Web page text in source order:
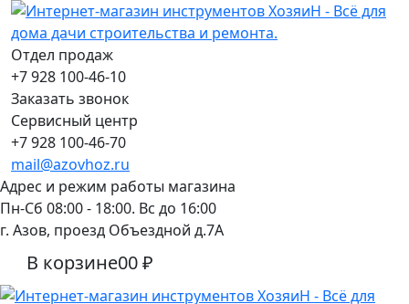
Отдел продаж
+7 928 100-46-10
Заказать звонок
Сервисный центр
+7 928 100-46-70
mail@azovhoz.ru
Адрес и режим работы магазина
Пн-Сб 08:00 - 18:00. Вс до 16:00
г. Азов, проезд Объездной д.7А
В корзине00 ₽